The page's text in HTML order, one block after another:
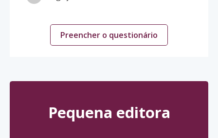
Preencher o questionário
Pequena editora